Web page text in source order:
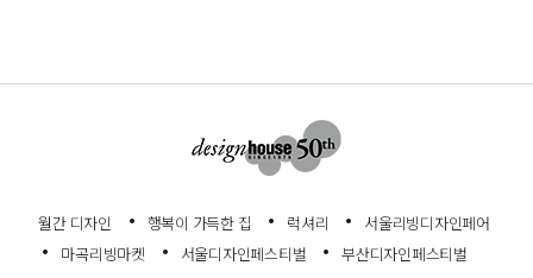
월간 디자인 행복이 가득한 집 럭셔리
서울리빙디자인페어
마곡리빙마켓
서울디자인페스티벌 부산디자인페스티벌